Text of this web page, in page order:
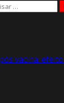
vacina: